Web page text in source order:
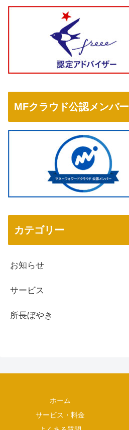
MFクラウド公認メンバー
カテゴリー
お知らせ
サービス
所長ぼやき
ホーム
サービス・料金